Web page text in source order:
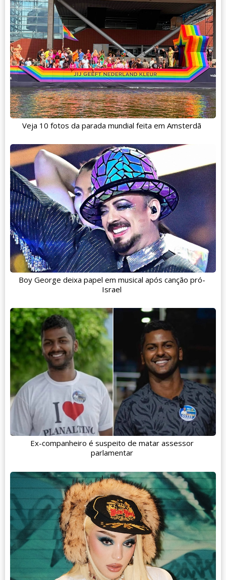
Veja 10 fotos da parada mundial feita em Amsterdã
Boy George deixa papel em musical após canção pró-
Israel
Ex-companheiro é suspeito de matar assessor
parlamentar